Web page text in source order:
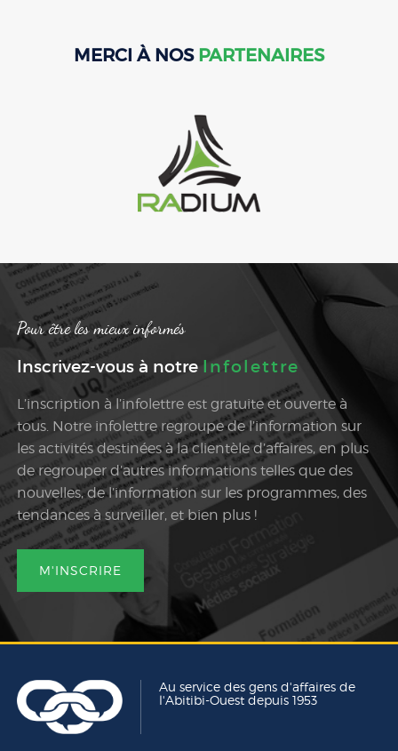
MERCI À NOS PARTENAIRES
Pour être les mieux informés
Inscrivez-vous à notre Infolettre
L’inscription à l’infolettre est gratuite et ouverte à
tous. Notre infolettre regroupe de l’information sur
les activités destinées à la clientèle d’affaires, en plus
de regrouper d’autres informations telles que des
nouvelles, de l’information sur les programmes, des
tendances à surveiller, et bien plus !
M'INSCRIRE
Au service des gens d'affaires de
l'Abitibi-Ouest depuis 1953